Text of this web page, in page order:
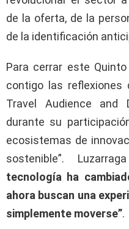
de la oferta, de la
de la identificación
Para cerrar este
contigo las reflexiones
Travel Audience and
durante su
ecosistemas de
sostenible”.
tecnología ha
ahora buscan una
simplemente moverse”.